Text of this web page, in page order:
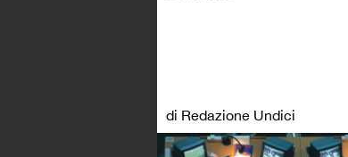
di Redazione Undici